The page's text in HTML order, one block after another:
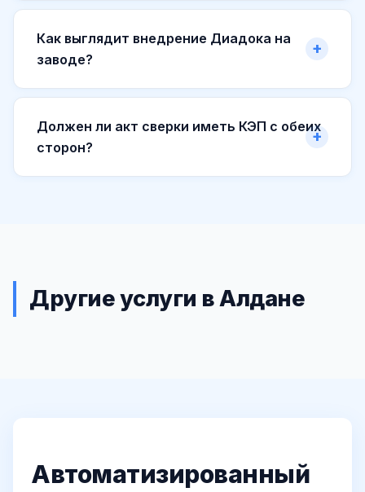
Как выглядит внедрение Диадока на
заводе?
Должен ли акт сверки иметь КЭП с обеих
сторон?
Другие услуги в Алдане
Автоматизированный